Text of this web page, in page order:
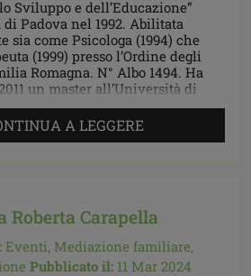
Sviluppo e dell’Educazione”
Padova nel 1992. Abilitata
sia come Psicologa (1994) che
(1999) presso l’Ordine degli
Romagna. N° Albo 1494. Ha
un master all’Università di
Reggio Emilia […]
A LEGGERE
Roberta Carapella
Eventi, Mediazione familiare,
Pubblicato il: 11 Mar 2024